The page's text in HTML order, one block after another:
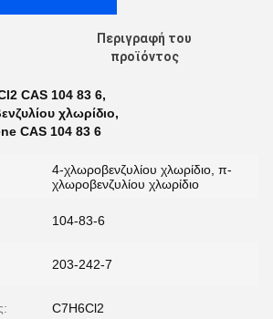
Περιγραφή του
προϊόντος
CAS 104 83 6,
χλωρίδιο,
CAS 104 83 6
4-χλωροβενζυλίου χλωρίδιο, π-
χλωροβενζυλίου χλωρίδιο
104-83-6
203-242-7
C7H6Cl2